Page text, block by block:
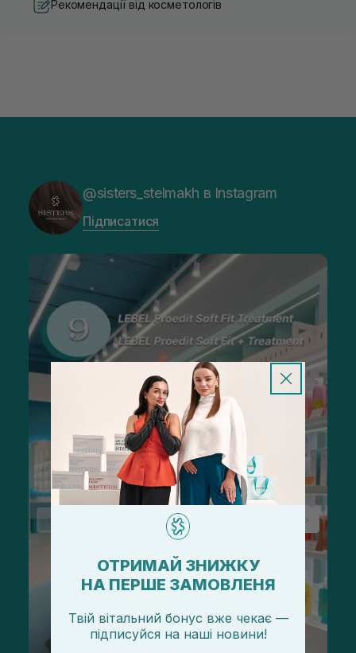
Рекомендації від косметологів
@sisters_stelmakh в Instagram
Підписатися
ОТРИМАЙ ЗНИЖКУ
НА ПЕРШЕ ЗАМОВЛЕНЯ
Твій вітальний бонус вже чекає —
підписуйся на наші новини!